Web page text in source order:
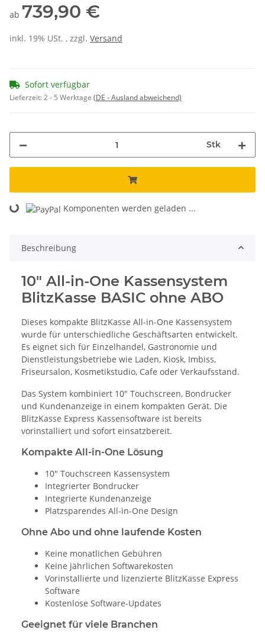
ab 739,90 €
inkl. 19% USt. , zzgl. Versand
Sofort verfügbar
Lieferzeit:2 - 5 Werktage (DE - Ausland abweichend)
Stk
Loading... Komponenten werden geladen ...
Beschreibung
10" All-in-One Kassensystem
BlitzKasse BASIC ohne ABO
Dieses kompakte BlitzKasse All-in-One Kassensystem
wurde für unterschiedliche Geschäftsarten entwickelt.
Es eignet sich für Einzelhandel, Gastronomie und
Dienstleistungsbetriebe wie Laden, Kiosk, Imbiss,
Friseursalon, Kosmetikstudio, Cafe oder Verkaufsstand.
Das System kombiniert 10" Touchscreen, Bondrucker
und Kundenanzeige in einem kompakten Gerät. Die
BlitzKasse Express Kassensoftware ist bereits
vorinstalliert und sofort einsatzbereit.
Kompakte All-in-One Lösung
10" Touchscreen Kassensystem
Integrierter Bondrucker
Integrierte Kundenanzeige
Platzsparendes All-in-One Design
Ohne Abo und ohne laufende Kosten
Keine monatlichen Gebühren
Keine jährlichen Softwarekosten
Vorinstallierte und lizenzierte BlitzKasse Express
Software
Kostenlose Software-Updates
Geeignet für viele Branchen